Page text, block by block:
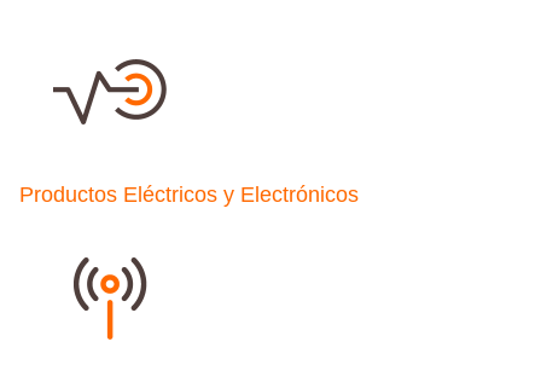
Productos Eléctricos y Electrónicos